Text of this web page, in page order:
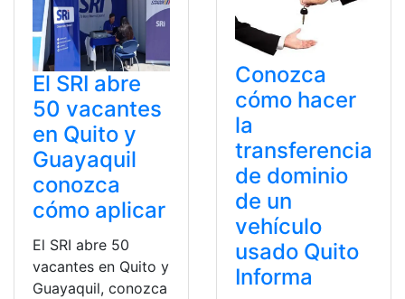
El SRI abre
50 vacantes
en Quito y
Guayaquil
conozca
cómo aplicar
El SRI abre 50
vacantes en Quito y
Guayaquil, conozca
Conozca
cómo hacer
la
transferencia
de dominio
de un
vehículo
usado Quito
Informa